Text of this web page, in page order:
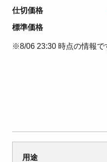
仕切価格
標準価格
※8/06 23:30 時点の情報で
用途